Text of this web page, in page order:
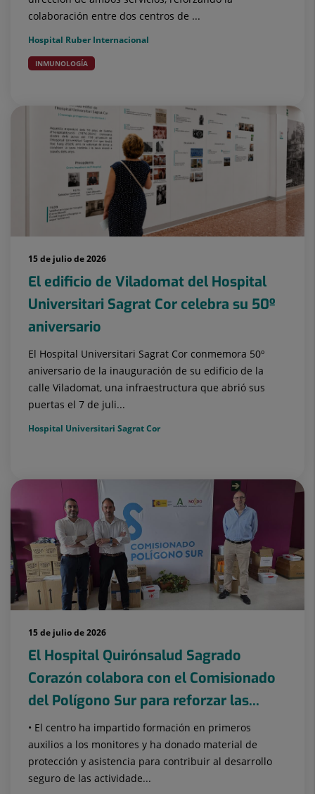
colaboración entre dos centros de ...
Hospital Ruber Internacional
INMUNOLOGÍA
15 de julio de 2026
El edificio de Viladomat del Hospital
Universitari Sagrat Cor celebra su 50º
aniversario
El Hospital Universitari Sagrat Cor conmemora 50º
aniversario de la inauguración de su edificio de la
calle Viladomat, una infraestructura que abrió sus
puertas el 7 de juli...
Hospital Universitari Sagrat Cor
15 de julio de 2026
El Hospital Quirónsalud Sagrado
Corazón colabora con el Comisionado
del Polígono Sur para reforzar las...
• El centro ha impartido formación en primeros
auxilios a los monitores y ha donado material de
protección y asistencia para contribuir al desarrollo
seguro de las actividade...